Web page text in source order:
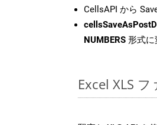
CellsAPI から
NUMBERS 形式に
Excel XLS